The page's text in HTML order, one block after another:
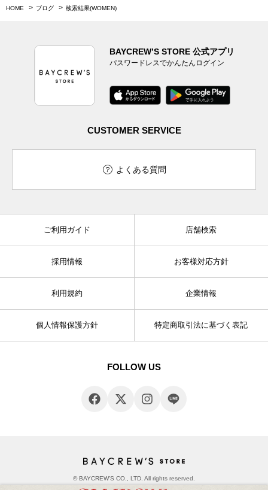
HOME ブログ 検索結果(WOMEN)
BAYCREW’S STORE 公式アプリ
パスワードレスでかんたんログイン
CUSTOMER SERVICE
よくある質問
ご利用ガイド 店舗検索
採用情報 お客様対応方針
利用規約 企業情報
個人情報保護方針 特定商取引法に基づく表記
FOLLOW US
© BAYCREW’S CO., LTD. All rights reserved.